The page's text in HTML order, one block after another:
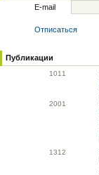
E-mail
Отписаться
Публикации
1011
2001
1312